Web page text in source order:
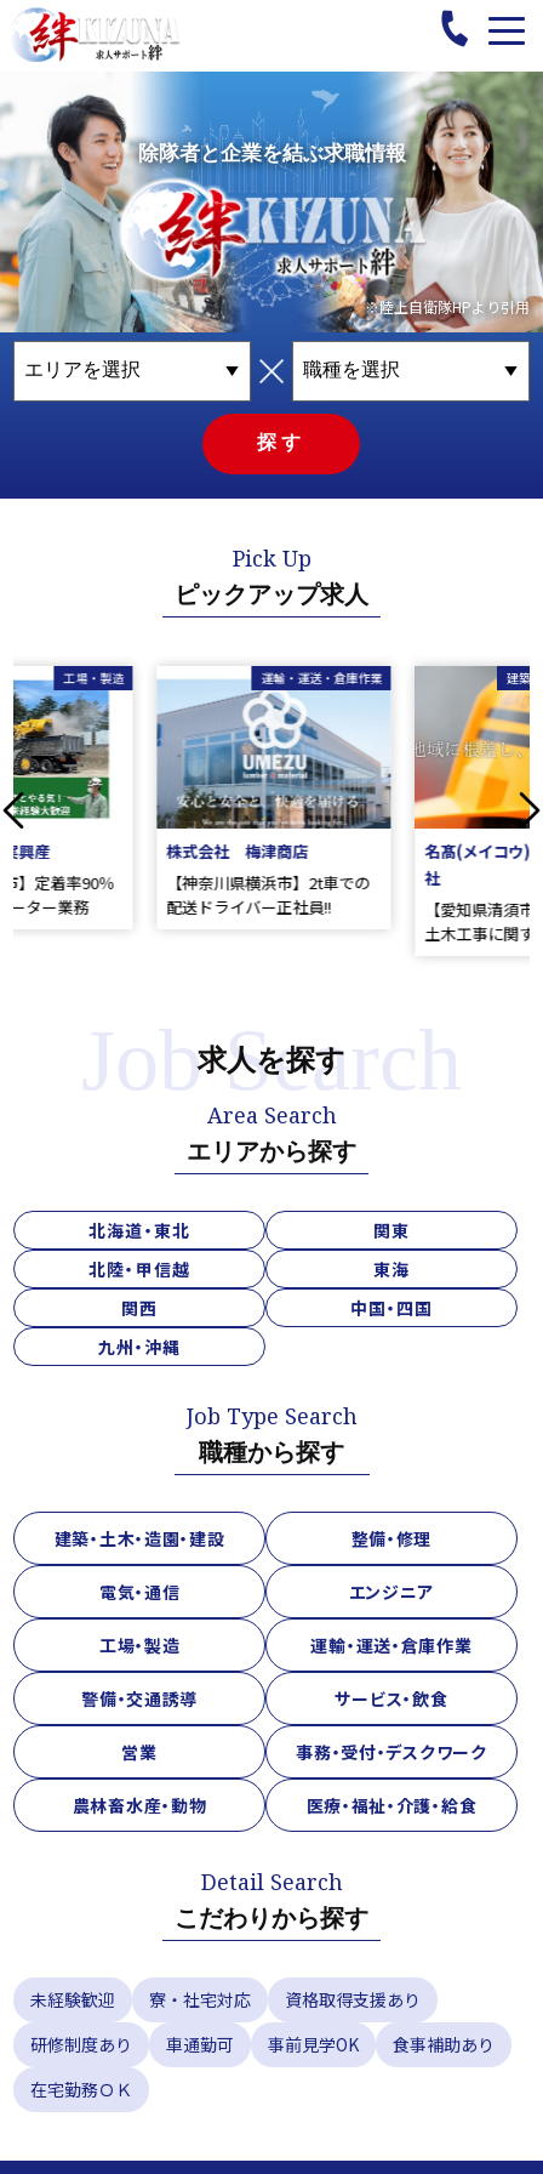
除隊者と企業を結ぶ求職情報
※陸上自衛隊HPより引用
ピックアップ求人
造 運輸・運送・倉庫作業
株式会社 梅津商店
【神奈川県横浜市】2t車での
配送ドライバー正社員!!
建築・土木・造園・建設
名髙(メイコウ)土木 株式会
社
【愛知県清須市】土木技術者/
土木工事に関する打合せ､施工
求人を探す
エリアから探す
北海道・東北
関東
北陸・甲信越
東海
関西
中国・四国
九州・沖縄
職種から探す
建築・土木・造園・建設 整備・修理
電気・通信 エンジニア
工場・製造 運輸・運送・倉庫作業
警備・交通誘導 サービス・飲食
営業 事務・受付・デスクワーク
農林畜水産・動物 医療・福祉・介護・給食
こだわりから探す
未経験歓迎 寮・社宅対応
資格取得支援あり
研修制度あり
車通勤可 事前見学OK
食事補助あり
在宅勤務ＯＫ